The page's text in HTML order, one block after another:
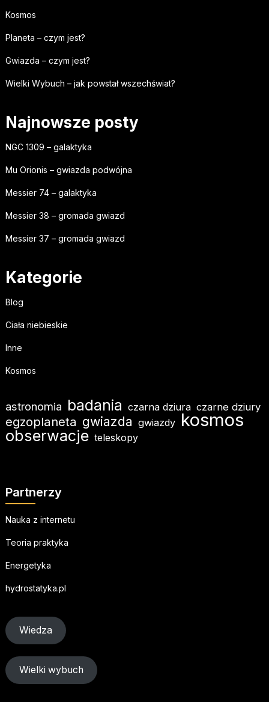
Kosmos
Planeta – czym jest?
Gwiazda – czym jest?
Wielki Wybuch – jak powstał wszechświat?
Najnowsze posty
NGC 1309 – galaktyka
Mu Orionis – gwiazda podwójna
Messier 74 – galaktyka
Messier 38 – gromada gwiazd
Messier 37 – gromada gwiazd
Kategorie
Blog
Ciała niebieskie
Inne
Kosmos
astronomia badania czarna dziura czarne dziury
egzoplaneta gwiazda gwiazdy kosmos
obserwacje teleskopy
Partnerzy
Nauka z internetu
Teoria praktyka
Energetyka
hydrostatyka.pl
Wiedza
Wielki wybuch